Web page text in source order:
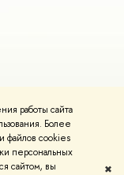
работы сайта
Более
файлов cookies
персональных
сайтом, вы
✖